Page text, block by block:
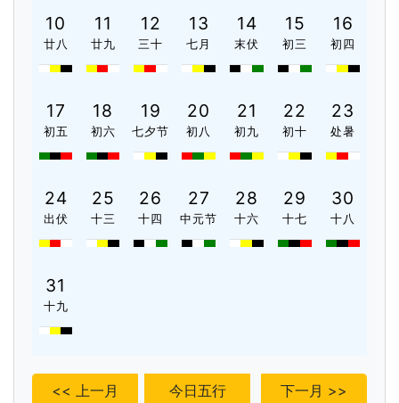
10
廿八
11
廿九
12
三十
13
七月
14
末伏
15
初三
16
初四
17
初五
18
初六
19
七夕节
20
初八
21
初九
22
初十
23
处暑
24
出伏
25
十三
26
十四
27
中元节
28
十六
29
十七
30
十八
31
十九
<< 上一月 今日五行 下一月 >>